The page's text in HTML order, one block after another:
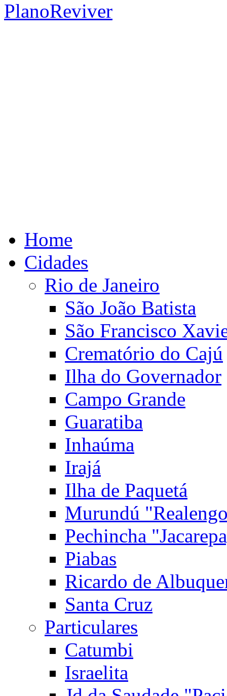
Home
Cidades
Rio de Janeiro
São João Batista
São Francisco
Crematório do Cajú
Ilha do Governador
Campo Grande
Guaratiba
Inhaúma
Irajá
Ilha de Paquetá
Murundú
Pechincha
Piabas
Ricardo de
Santa Cruz
Particulares
Catumbi
Israelita